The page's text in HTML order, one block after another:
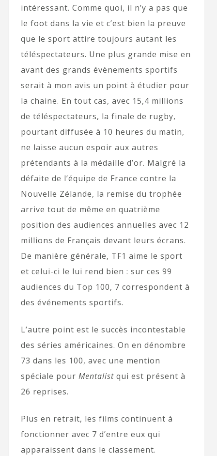
intéressant. Comme quoi, il n’y a pas que
le foot dans la vie et c’est bien la preuve
que le sport attire toujours autant les
téléspectateurs. Une plus grande mise en
avant des grands évènements sportifs
serait à mon avis un point à étudier pour
la chaine. En tout cas, avec 15,4 millions
de téléspectateurs, la finale de rugby,
pourtant diffusée à 10 heures du matin,
ne laisse aucun espoir aux autres
prétendants à la médaille d’or. Malgré la
défaite de l’équipe de France contre la
Nouvelle Zélande, la remise du trophée
arrive tout de même en quatrième
position des audiences annuelles avec 12
millions de Français devant leurs écrans.
De manière générale, TF1 aime le sport
et celui-ci le lui rend bien : sur ces 99
audiences du Top 100, 7 correspondent à
des événements sportifs.
L’autre point est le succès incontestable
des séries américaines. On en dénombre
73 dans les 100, avec une mention
spéciale pour Mentalistqui est présent à
26 reprises.
Plus en retrait, les films continuent à
fonctionner avec 7 d’entre eux qui
apparaissent dans le classement.